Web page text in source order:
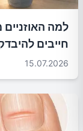
למה
חייבים
15.07.2026